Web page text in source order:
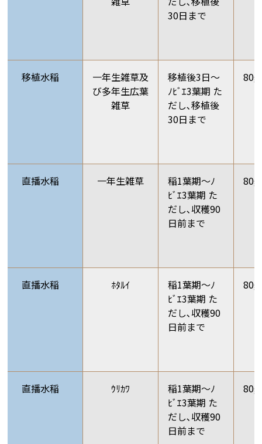
30日まで
移植水稲
一年生雑草及
び多年生広葉
雑草
移植後3日～
ﾉﾋﾞｴ3葉期 た
だし､移植後
30日まで
直播水稲 一年生雑草
稲1葉期～ﾉ
ﾋﾞｴ3葉期 た
だし､収穫90
日前まで
直播水稲 ﾎﾀﾙｲ
稲1葉期～ﾉ
ﾋﾞｴ3葉期 た
だし､収穫90
日前まで
直播水稲 ｳﾘｶﾜ
稲1葉期～ﾉ
ﾋﾞｴ3葉期 た
だし､収穫90
日前まで